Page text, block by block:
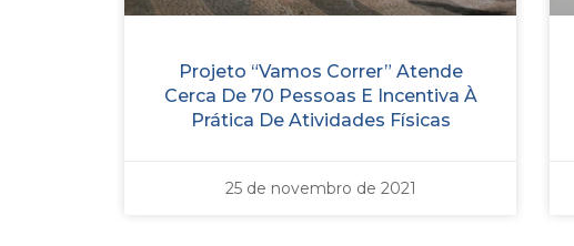
Projeto “Vamos Correr” Atende
Cerca De 70 Pessoas E Incentiva À
Prática De Atividades Físicas
25 de novembro de 2021